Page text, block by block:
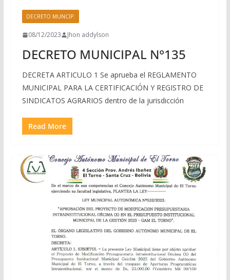
DECRETO MUNCIP.
08/12/2023 Jhon addylson
DECRETO MUNICIPAL N°135
DECRETA ARTICULO 1 Se aprueba el REGLAMENTO
MUNICIPAL PARA LA CERTIFICACIÓN Y REGISTRO DE
SINDICATOS AGRARIOS dentro de la jurisdicción
Read More